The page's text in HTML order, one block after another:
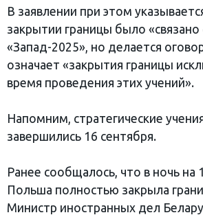
В заявлении при этом
закрытии границы было «связано
«Запад-2025», но делается
означает «закрытия границы
время проведения этих учений».
Напомним, стратегические
завершились 16 сентября.
Ранее сообщалось, что в ночь на
Польша полностью закрыла
Министр иностранных дел